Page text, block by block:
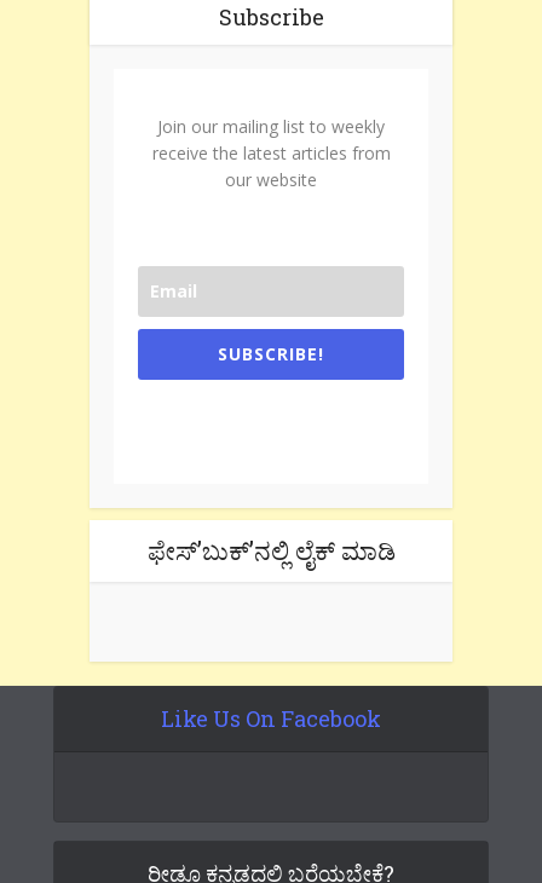
Subscribe
Join our mailing list to weekly
receive the latest articles from
our website
SUBSCRIBE!
ಫೇಸ್’ಬುಕ್’ನಲ್ಲಿ ಲೈಕ್ ಮಾಡಿ
Like Us On Facebook
ರೀಡೂ ಕನ್ನಡದಲ್ಲಿ ಬರೆಯಬೇಕೆ?